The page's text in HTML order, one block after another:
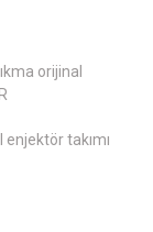
orijinal
takımı